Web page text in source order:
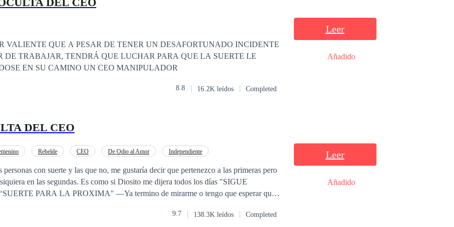
apretar el libro hasta que te duelan los dedos. Secretos que duelen más que
VALIENTE QUE A PESAR DE TENER UN DESAFORTUNADO INCIDENTE
DE TRABAJAR, TENDRÁ QUE LUCHAR PARA QUE LA SUERTE LE
EN SU CAMINO UN CEO MANIPULADOR
8.8 16.2K leídos Completed
Leer
Añadido
DEL CEO
Rebelde CEO De Odio al Amor
Independiente
personas con suerte y las que no, me gustaría decir que pertenezco a las primeras pero
en las segundas. Es como si Diosito me dijera todos los días "SIGUE
PROXIMA" —Ya termino de mirarme o tengo que esperar que
pero es tan arrogante que todo lo que tiene de bueno y sabroso, lo elimina cuando
9.7 138.3K leídos Completed
Leer
Añadido